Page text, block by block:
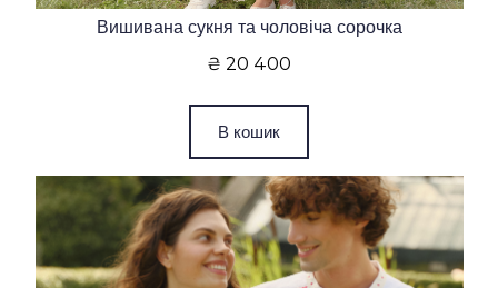
Вишивана сукня та чоловіча сорочка
₴ 20 400
В кошик